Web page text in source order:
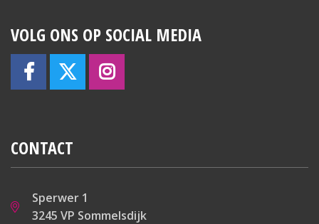
VOLG ONS OP SOCIAL MEDIA
CONTACT
Sperwer 1
3245 VP Sommelsdijk